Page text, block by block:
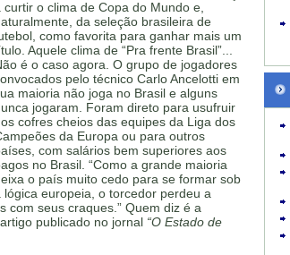
curtir o clima de Copa do Mundo e,
da seleção brasileira de
como favorita para ganhar mais um
Aquele clima de “Pra frente Brasil”...
é o caso agora. O grupo de jogadores
pelo técnico Carlo Ancelotti em
maioria não joga no Brasil e alguns
jogaram. Foram direto para usufruir
cofres cheios das equipes da Liga dos
da Europa ou para outros
com salários bem superiores aos
no Brasil. “Como a grande maioria
o país muito cedo para se formar sob
lógica europeia, o torcedor perdeu a
com seus craques.” Quem diz é a
publicado no jornal “O Estado de